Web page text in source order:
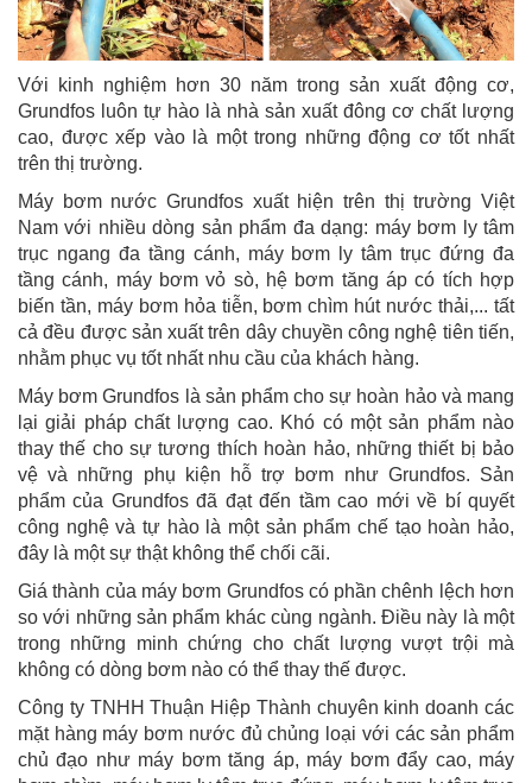
Với kinh nghiệm hơn 30 năm trong sản xuất động cơ,
Grundfos luôn tự hào là nhà sản xuất đông cơ chất lượng
cao, được xếp vào là một trong những động cơ tốt nhất
trên thị trường.
Máy bơm nước Grundfos xuất hiện trên thị trường Việt
Nam với nhiều dòng sản phẩm đa dạng: máy bơm ly tâm
trục ngang đa tầng cánh, máy bơm ly tâm trục đứng đa
tầng cánh, máy bơm vỏ sò, hệ bơm tăng áp có tích hợp
biến tần, máy bơm hỏa tiễn, bơm chìm hút nước thải,... tất
cả đều được sản xuất trên dây chuyền công nghệ tiên tiến,
nhằm phục vụ tốt nhất nhu cầu của khách hàng.
Máy bơm Grundfos là sản phẩm cho sự hoàn hảo và mang
lại giải pháp chất lượng cao. Khó có một sản phẩm nào
thay thế cho sự tương thích hoàn hảo, những thiết bị bảo
vệ và những phụ kiện hỗ trợ bơm như Grundfos. Sản
phẩm của Grundfos đã đạt đến tầm cao mới về bí quyết
công nghệ và tự hào là một sản phẩm chế tạo hoàn hảo,
đây là một sự thật không thể chối cãi.
Giá thành của máy bơm Grundfos có phần chênh lệch hơn
so với những sản phẩm khác cùng ngành. Điều này là một
trong những minh chứng cho chất lượng vượt trội mà
không có dòng bơm nào có thể thay thế được.
Công ty TNHH Thuận Hiệp Thành chuyên kinh doanh các
mặt hàng máy bơm nước đủ chủng loại với các sản phẩm
chủ đạo như máy bơm tăng áp, máy bơm đẩy cao, máy